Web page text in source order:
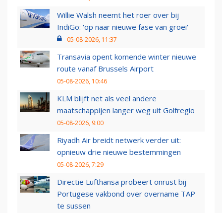
Willie Walsh neemt het roer over bij
IndiGo: 'op naar nieuwe fase van groei'
05-08-2026, 11:37
Transavia opent komende winter nieuwe
route vanaf Brussels Airport
05-08-2026, 10:46
KLM blijft net als veel andere
maatschappijen langer weg uit Golfregio
05-08-2026, 9:00
Riyadh Air breidt netwerk verder uit:
opnieuw drie nieuwe bestemmingen
05-08-2026, 7:29
Directie Lufthansa probeert onrust bij
Portugese vakbond over overname TAP
te sussen